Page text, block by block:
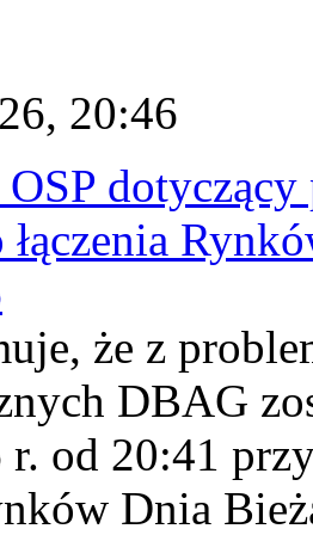
20:46
że z
DBAG
od 20:41
Dnia